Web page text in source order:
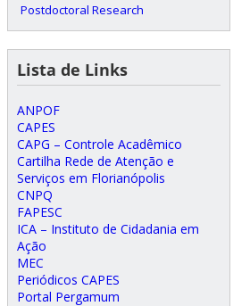
Postdoctoral Research
Lista de Links
ANPOF
CAPES
CAPG – Controle Acadêmico
Cartilha Rede de Atenção e
Serviços em Florianópolis
CNPQ
FAPESC
ICA – Instituto de Cidadania em
Ação
MEC
Periódicos CAPES
Portal Pergamum